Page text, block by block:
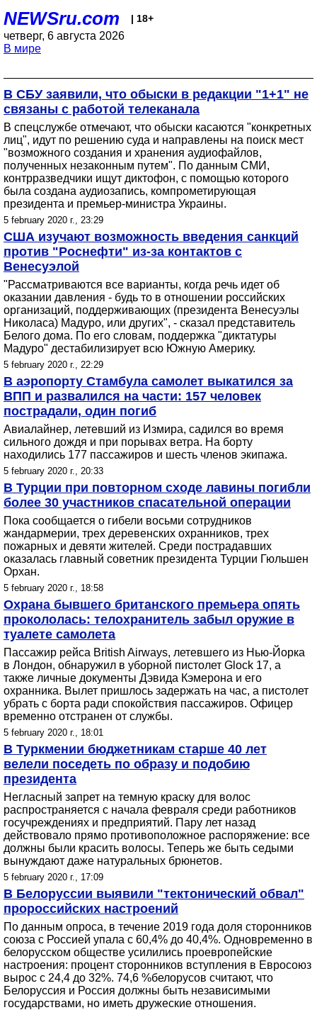
NEWSru.com | 18+
четверг, 6 августа 2026
В мире
В СБУ заявили, что обыски в редакции "1+1" не
связаны с работой телеканала
В спецслужбе отмечают, что обыски касаются "конкретных
лиц", идут по решению суда и направлены на поиск мест
"возможного создания и хранения аудиофайлов,
полученных незаконным путем". По данным СМИ,
контрразведчики ищут диктофон, с помощью которого
была создана аудиозапись, компрометирующая
президента и премьер-министра Украины.
5 february 2020 г., 23:29
США изучают возможность введения санкций
против "Роснефти" из-за контактов с
Венесуэлой
"Рассматриваются все варианты, когда речь идет об
оказании давления - будь то в отношении российских
организаций, поддерживающих (президента Венесуэлы
Николаса) Мадуро, или других", - сказал представитель
Белого дома. По его словам, поддержка "диктатуры
Мадуро" дестабилизирует всю Южную Америку.
5 february 2020 г., 22:29
В аэропорту Стамбула самолет выкатился за
ВПП и развалился на части: 157 человек
пострадали, один погиб
Авиалайнер, летевший из Измира, садился во время
сильного дождя и при порывах ветра. На борту
находились 177 пассажиров и шесть членов экипажа.
5 february 2020 г., 20:33
В Турции при повторном сходе лавины погибли
более 30 участников спасательной операции
Пока сообщается о гибели восьми сотрудников
жандармерии, трех деревенских охранников, трех
пожарных и девяти жителей. Среди пострадавших
оказалась главный советник президента Турции Гюльшен
Орхан.
5 february 2020 г., 18:58
Охрана бывшего британского премьера опять
прокололась: телохранитель забыл оружие в
туалете самолета
Пассажир рейса British Airways, летевшего из Нью-Йорка
в Лондон, обнаружил в уборной пистолет Glock 17, а
также личные документы Дэвида Кэмерона и его
охранника. Вылет пришлось задержать на час, а пистолет
убрать с борта ради спокойствия пассажиров. Офицер
временно отстранен от службы.
5 february 2020 г., 18:01
В Туркмении бюджетникам старше 40 лет
велели поседеть по образу и подобию
президента
Негласный запрет на темную краску для волос
распространяется с начала февраля среди работников
госучреждениях и предприятий. Пару лет назад
действовало прямо противоположное распоряжение: все
должны были красить волосы. Теперь же быть седыми
вынуждают даже натуральных брюнетов.
5 february 2020 г., 17:09
В Белоруссии выявили "тектонический обвал"
пророссийских настроений
По данным опроса, в течение 2019 года доля сторонников
союза с Россией упала с 60,4% до 40,4%. Одновременно в
белорусском обществе усилились проевропейские
настроения: процент сторонников вступления в Евросоюз
вырос с 24,4 до 32%. 74,6 %белорусов считают, что
Белоруссия и Россия должны быть независимыми
государствами, но иметь дружеские отношения.